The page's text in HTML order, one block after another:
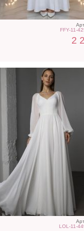
FFY-11-
2
LOL-11-